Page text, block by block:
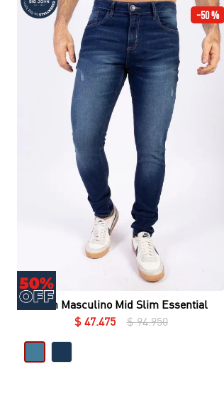
-50 %
Vista rápida
Jean Masculino Mid Slim Essential
$ 47.475 $ 94.950